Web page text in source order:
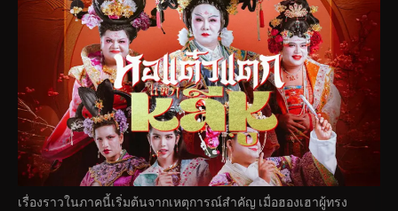
เรื่องราวในภาคนี้เริ่มต้นจากเหตุการณ์สำคัญ เมื่อฮองเฮาผู้ทรง